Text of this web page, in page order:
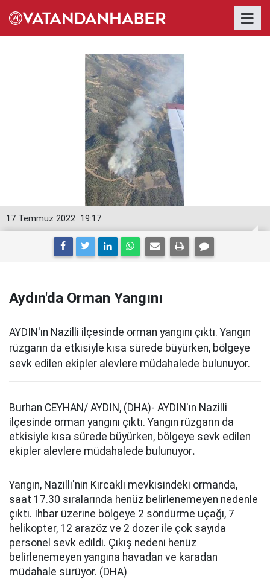
19:17
17 Temmuz 2022
Aydın'da Orman Yangını
AYDIN'ın Nazilli ilçesinde orman yangını çıktı. Yangın
rüzgarın da etkisiyle kısa sürede büyürken, bölgeye
sevk edilen ekipler alevlere müdahalede bulunuyor.
Burhan CEYHAN/ AYDIN, (DHA)- AYDIN'ın Nazilli
ilçesinde orman yangını çıktı. Yangın rüzgarın da
etkisiyle kısa sürede büyürken, bölgeye sevk edilen
ekipler alevlere müdahalede bulunuyor.
​Yangın, Nazilli'nin Kırcaklı mevkisindeki ormanda,
saat 17.30 sıralarında henüz belirlenemeyen nedenle
çıktı. İhbar üzerine bölgeye 2 söndürme uçağı, 7
helikopter, 12 arazöz ve 2 dozer ile çok sayıda
personel sevk edildi. Çıkış nedeni henüz
belirlenemeyen yangına havadan ve karadan
müdahale sürüyor. (DHA)